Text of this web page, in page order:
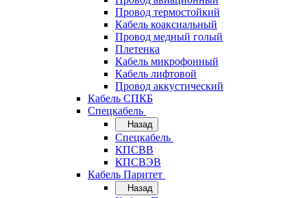
Провод термостойкий
Кабель коаксиальный
Провод медный голый
Плетенка
Кабель микрофонный
Кабель лифтовой
Провод аккустический
Кабель СПКБ
Спецкабель
Назад
Спецкабель
КПСВВ
КПСВЭВ
Кабель Паритет
Назад